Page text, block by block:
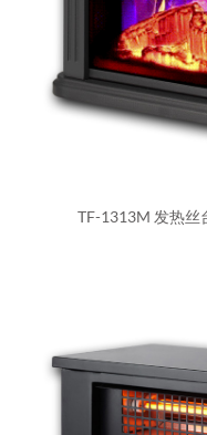
TF-1313M 发热丝